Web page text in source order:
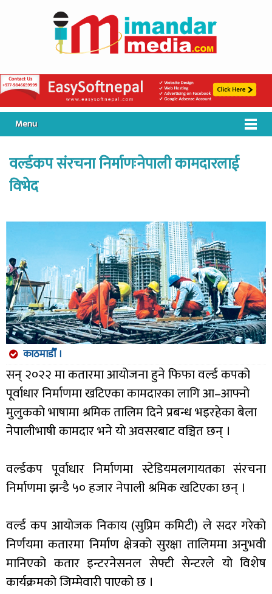
Menu
वर्ल्डकप संरचना निर्माणःनेपाली कामदारलाई
विभेद
काठमाडौँ ।
सन् २०२२ मा कतारमा आयोजना हुने फिफा वर्ल्ड कपको
पूर्वाधार निर्माणमा खटिएका कामदारका लागि आ–आफ्नो
मुलुकको भाषामा श्रमिक तालिम दिने प्रबन्ध भइरहेका बेला
नेपालीभाषी कामदार भने यो अवसरबाट वञ्चित छन् ।
वर्ल्डकप पूर्वाधार निर्माणमा स्टेडियमलगायतका संरचना
निर्माणमा झन्डै ५० हजार नेपाली श्रमिक खटिएका छन् ।
वर्ल्ड कप आयोजक निकाय (सुप्रिम कमिटी) ले सदर गरेको
निर्णयमा कतारमा निर्माण क्षेत्रको सुरक्षा तालिममा अनुभवी
मानिएको कतार इन्टरनेसनल सेफ्टी सेन्टरले यो विशेष
कार्यक्रमको जिम्मेवारी पाएको छ ।